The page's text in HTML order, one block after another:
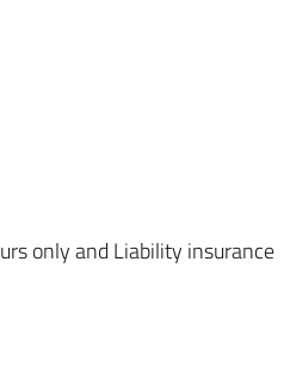
only and Liability insurance